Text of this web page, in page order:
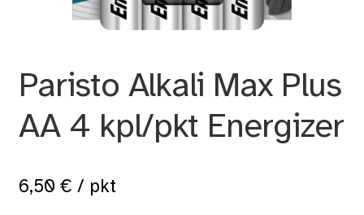
Paristo Alkali Max Plus
AA 4 kpl/pkt Energizer
6,50 € / pkt